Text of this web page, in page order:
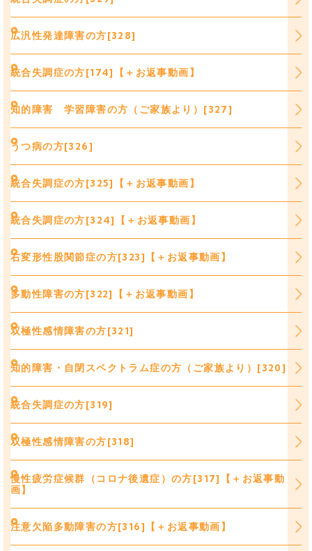
広汎性発達障害の方[328]
統合失調症の方[174]【＋お返事動画】
知的障害 学習障害の方（ご家族より）[327]
うつ病の方[326]
統合失調症の方[325]【＋お返事動画】
統合失調症の方[324]【＋お返事動画】
右変形性股関節症の方[323]【＋お返事動画】
多動性障害の方[322]【＋お返事動画】
双極性感情障害の方[321]
知的障害・自閉スペクトラム症の方（ご家族より）[320]
統合失調症の方[319]
双極性感情障害の方[318]
慢性疲労症候群（コロナ後遺症）の方[317]【＋お返事動
画】
注意欠陥多動障害の方[316]【＋お返事動画】